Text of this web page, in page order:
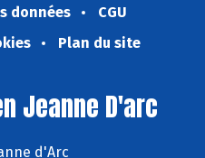
données
CGU
Plan du site
Jeanne D'arc
d'Arc